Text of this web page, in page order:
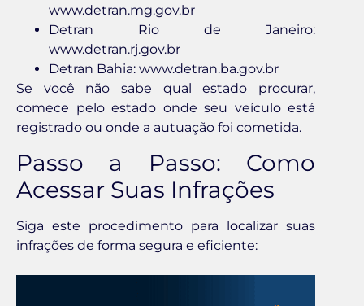
www.detran.mg.gov.br
Detran Rio de Janeiro:
www.detran.rj.gov.br
Detran Bahia: www.detran.ba.gov.br
Se você não sabe qual estado procurar,
comece pelo estado onde seu veículo está
registrado ou onde a autuação foi cometida.
Passo a Passo: Como
Acessar Suas Infrações
Siga este procedimento para localizar suas
infrações de forma segura e eficiente: